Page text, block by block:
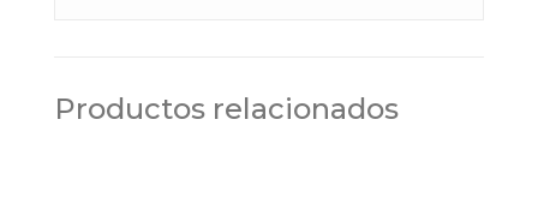
Productos relacionados